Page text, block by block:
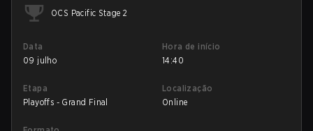
OCS Pacific Stage 2
Data
09 julho
Hora de início
14:40
Etapa
Playoffs - Grand Final
Localização
Online